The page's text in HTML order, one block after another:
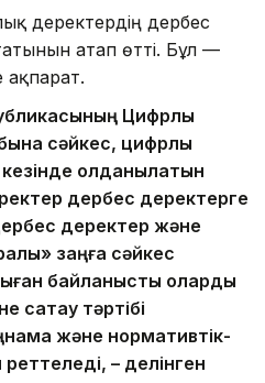
деректердің дербес
атап өтті. Бұл —
ақпарат.
Цифрлық
сәйкес, цифрлық
қолданылатын
дербес деректерге
деректер және
заңға сәйкес
байланысты оларды
сақтау тәртібі
және нормативтік-
реттеледі, – делінген